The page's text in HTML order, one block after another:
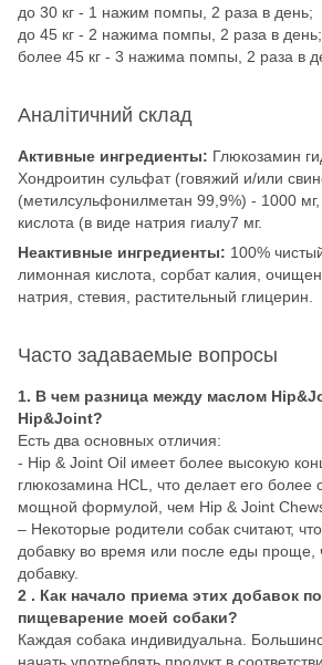
до 30 кг - 1 нажим помпы, 2 раза в день;
до 45 кг - 2 нажима помпы, 2 раза в день;
более 45 кг - 3 нажима помпы, 2 раза в
Аналітичний склад
Активные ингредиенты: Глюкозамин
Хондроитин сульфат (говяжий и/или
(метилсульфонилметан 99,9%) - 1000
кислота (в виде натрия гиалу7 мг.
Неактивные ингредиенты: 100%
лимонная кислота, сорбат калия,
натрия, стевия, растительный глицерин.
Часто задаваемые вопросы
1. В чем разница между маслом
Hip&Joint?
Есть два основных отличия:
- Hip & Joint Oil имеет более высокую
глюкозамина HCL, что делает его более
мощной формулой, чем Hip & Joint
– Некоторые родители собак считают,
добавку во время или после еды проще,
добавку.
2 . Как начало приема этих добавок
пищеварение моей собаки?
Каждая собака индивидуальна.
начать употреблять продукт в